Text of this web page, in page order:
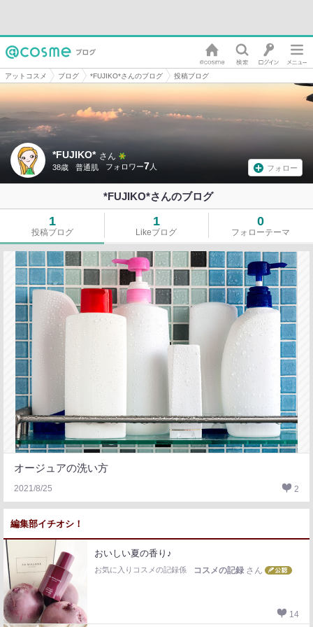
アットコスメ ブログ *FUJIKO*さんのブログ 投稿ブログ
*FUJIKO* さん
38歳 普通肌 7 フォロー
*FUJIKO*さんのブログ
1
投稿ブログ
1
Likeブログ
0
フォローテーマ
オージュアの洗い方
2021/8/25 2
編集部イチオシ！
おいしい夏の香り♪
お気に入りコスメの記録係 コスメの記録 さん
14